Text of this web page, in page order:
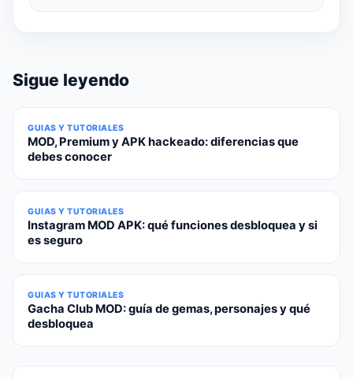
Sigue leyendo
GUIAS Y TUTORIALES
MOD, Premium y APK hackeado: diferencias que
debes conocer
GUIAS Y TUTORIALES
Instagram MOD APK: qué funciones desbloquea y si
es seguro
GUIAS Y TUTORIALES
Gacha Club MOD: guía de gemas, personajes y qué
desbloquea